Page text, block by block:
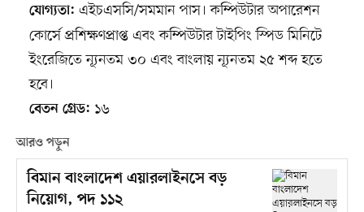
যোগ্যতা: এইচএসসি/সমমান পাস। কম্পিউটার অপারেশন
কোর্সে প্রশিক্ষণপ্রাপ্ত এবং কম্পিউটার টাইপিং স্পিড মিনিটে
ইংরেজিতে ন্যূনতম ৩০ এবং বাংলায় ন্যূনতম ২৫ শব্দ হতে
হবে।
বেতন গ্রেড: ১৬
আরও পড়ুন
বিমান বাংলাদেশ এয়ারলাইনসে বড়
নিয়োগ, পদ ১১২